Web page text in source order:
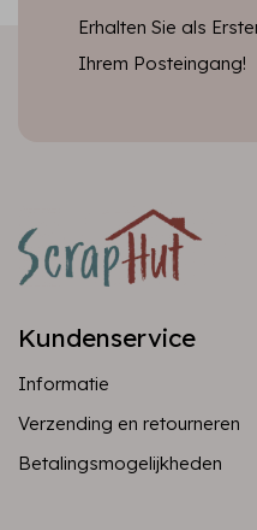
Erhalten Sie als
Ihrem Posteingang!
Kundenservice
Informatie
Verzending en retourneren
Betalingsmogelijkheden